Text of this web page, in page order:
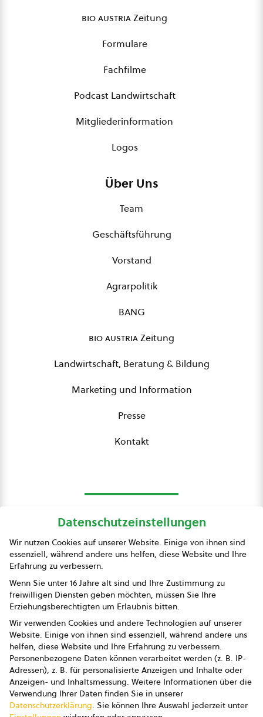
bio austriaZeitung
Formulare
Fachfilme
Podcast Landwirtschaft
Mitgliederinformation
Logos
Über Uns
Team
Geschäftsführung
Vorstand
Agrarpolitik
BANG
bio austriaZeitung
Landwirtschaft, Beratung & Bildung
Marketing und Information
Presse
Kontakt
Presse
Impressum
Datenschutz
AGB
AGB Marketing GmbH
AGB Bildung
Newsletter
Datenschutzeinstellungen
Wir nutzen Cookies auf unserer Website. Einige von ihnen sind
essenziell, während andere uns helfen, diese Website und Ihre
Erfahrung zu verbessern.
Wenn Sie unter 16 Jahre alt sind und Ihre Zustimmung zu
freiwilligen Diensten geben möchten, müssen Sie Ihre
Erziehungsberechtigten um Erlaubnis bitten.
Wir verwenden Cookies und andere Technologien auf unserer
Website. Einige von ihnen sind essenziell, während andere uns
helfen, diese Website und Ihre Erfahrung zu verbessern.
Personenbezogene Daten können verarbeitet werden (z. B. IP-
Adressen), z. B. für personalisierte Anzeigen und Inhalte oder
Anzeigen- und Inhaltsmessung. Weitere Informationen über die
Verwendung Ihrer Daten finden Sie in unserer
Datenschutzerklärung. Sie können Ihre Auswahl jederzeit unter